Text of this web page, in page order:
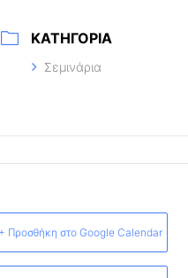
ΚΑΤΗΓΟΡΊΑ
Σεμινάρια
+ Προσθήκη στο Google Calendar